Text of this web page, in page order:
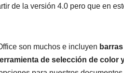
de la versión 4.0 pero que en
son muchos e incluyen
de selección de color